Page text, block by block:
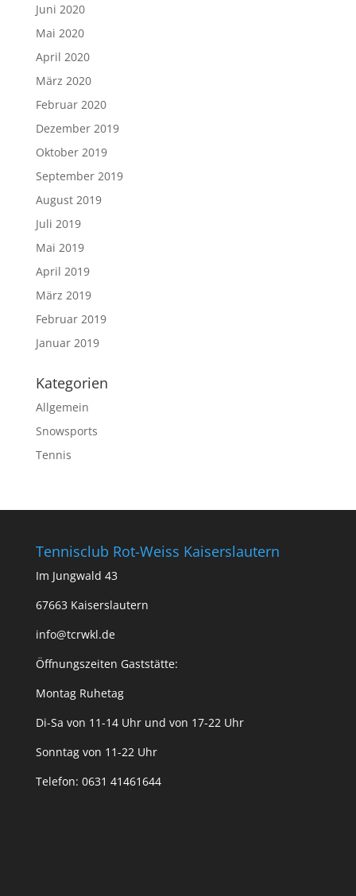
Juni 2020
Mai 2020
April 2020
März 2020
Februar 2020
Dezember 2019
Oktober 2019
September 2019
August 2019
Juli 2019
Mai 2019
April 2019
März 2019
Februar 2019
Januar 2019
Kategorien
Allgemein
Snowsports
Tennis
Tennisclub Rot-Weiss Kaiserslautern
Im Jungwald 43
67663 Kaiserslautern
info@tcrwkl.de
Öffnungszeiten Gaststätte:
Montag Ruhetag
Di-Sa von 11-14 Uhr und von 17-22 Uhr
Sonntag von 11-22 Uhr
Telefon: 0631 41461644